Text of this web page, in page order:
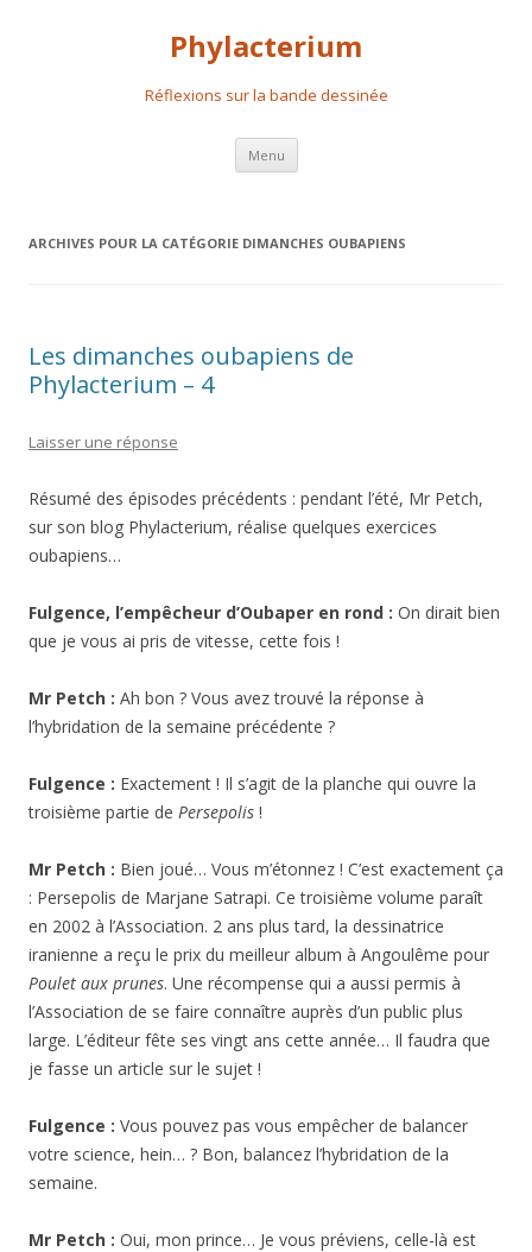
Phylacterium
Réflexions sur la bande dessinée
Menu Aller
contenu
ARCHIVES POUR LA CATÉGORIE DIMANCHES OUBAPIENS
Les dimanches oubapiens de
Phylacterium – 4
Laisser une réponse
Résumé des épisodes précédents : pendant l’été, Mr Petch,
sur son blog Phylacterium, réalise quelques exercices
oubapiens…
Fulgence, l’empêcheur d’Oubaper en rond : On dirait bien
que je vous ai pris de vitesse, cette fois !
Mr Petch : Ah bon ? Vous avez trouvé la réponse à
l’hybridation de la semaine précédente ?
Fulgence : Exactement ! Il s’agit de la planche qui ouvre la
troisième partie de Persepolis !
Mr Petch : Bien joué… Vous m’étonnez ! C’est exactement ça
: Persepolis de Marjane Satrapi. Ce troisième volume paraît
en 2002 à l’Association. 2 ans plus tard, la dessinatrice
iranienne a reçu le prix du meilleur album à Angoulême pour
Poulet aux prunes. Une récompense qui a aussi permis à
l’Association de se faire connaître auprès d’un public plus
large. L’éditeur fête ses vingt ans cette année… Il faudra que
je fasse un article sur le sujet !
Fulgence : Vous pouvez pas vous empêcher de balancer
votre science, hein… ? Bon, balancez l’hybridation de la
semaine.
Mr Petch : Oui, mon prince… Je vous préviens, celle-là est